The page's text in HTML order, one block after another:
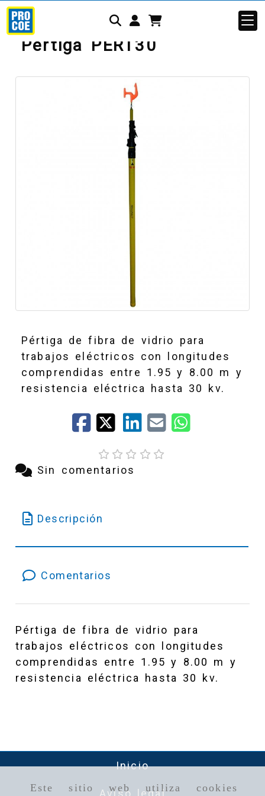
Este sitio web utiliza cookies
Identifícate
Pértiga PERT30
Pértiga de fibra de vidrio para
trabajos eléctricos con longitudes
comprendidas entre 1.95 y 8.00 m y
resistencia eléctrica hasta 30 kv.
Sin comentarios
Descripción
Comentarios
Pértiga de fibra de vidrio para
trabajos eléctricos con longitudes
comprendidas entre 1.95 y 8.00 m y
resistencia eléctrica hasta 30 kv.
Inicio
Aviso legal